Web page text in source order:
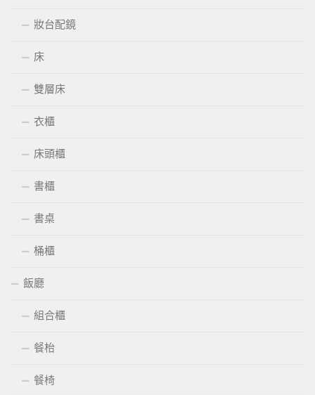
妝台配鏡
床
雙層床
衣櫃
床頭櫃
書櫃
書桌
桶櫃
飯廳
組合櫃
餐枱
餐椅